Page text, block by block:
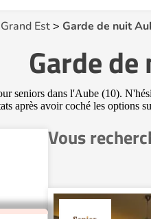
Grand Est> Garde de nuit
Garde
seniors dans l'Aube (10).
après avoir coché les options
Vous